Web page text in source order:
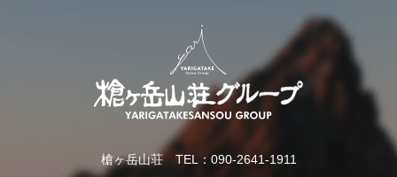
槍ヶ岳山荘 TEL：090-2641-1911